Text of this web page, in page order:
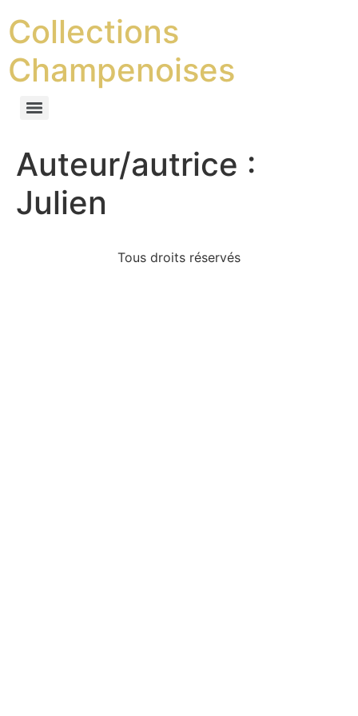
Collections
Champenoises
Auteur/autrice :
Julien
Tous droits réservés